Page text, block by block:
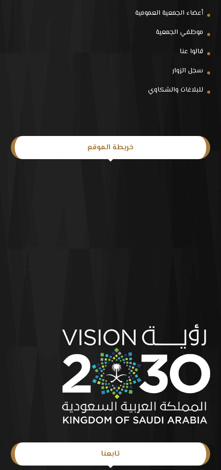
أعضاء الجمعية العمومية
موظفي الجمعية
قالوا عنا
سجل الزوار
للبلاغات والشكاوي
خريطة الموقع
تابعنا